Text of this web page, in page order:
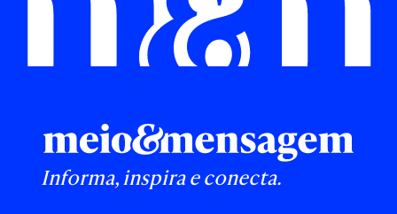
Informa, inspira e conecta.